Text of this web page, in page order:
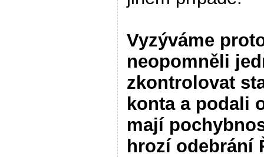
Vyzýváme
neopomněli
zkontrolovat
konta a podali
mají
hrozí odebrání